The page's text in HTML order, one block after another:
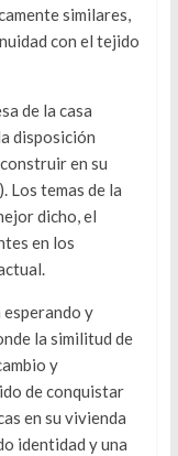
similares,
con el tejido
de la casa
disposición
en su
Los temas de la
dicho, el
en los
y
la similitud de
y
de conquistar
en su vivienda
identidad y una